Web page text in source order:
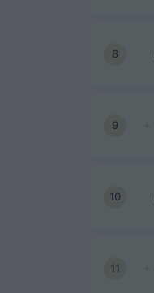
8
9
10
11